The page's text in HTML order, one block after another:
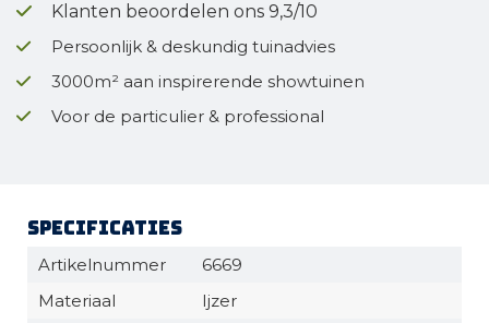
Klanten beoordelen ons 9,3/10
Persoonlijk & deskundig tuinadvies
3000m² aan inspirerende showtuinen
Voor de particulier & professional
Specificaties
Artikelnummer
6669
Materiaal
Ijzer